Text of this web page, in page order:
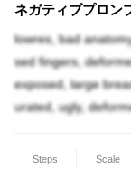
ネガティブプロン
lowres, bad
sed fingers,
exposed, large
urated, ugly,
Steps Scale